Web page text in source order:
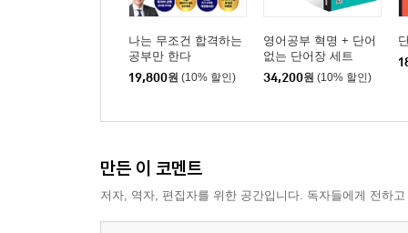
나는 무조건 합격하는
공부만 한다
19,800원 (10% 할인)
영어공부 혁명 + 단어
없는 단어장 세트
34,200원 (10% 할인)
만든 이 코멘트
저자, 역자, 편집자를 위한 공간입니다. 독자들에게 전하